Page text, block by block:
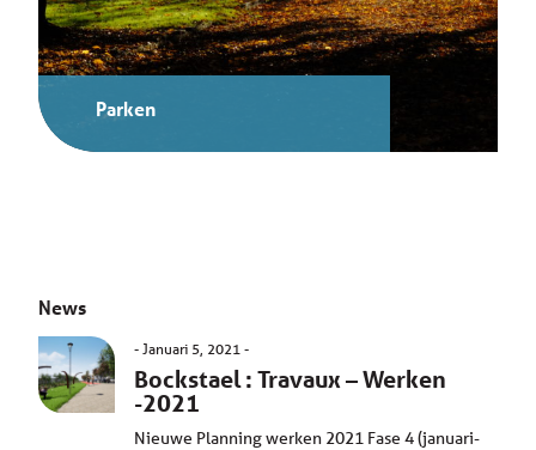
Parken
News
Januari 5, 2021
Bockstael : Travaux – Werken
-2021
Nieuwe Planning werken 2021 Fase 4 (januari-